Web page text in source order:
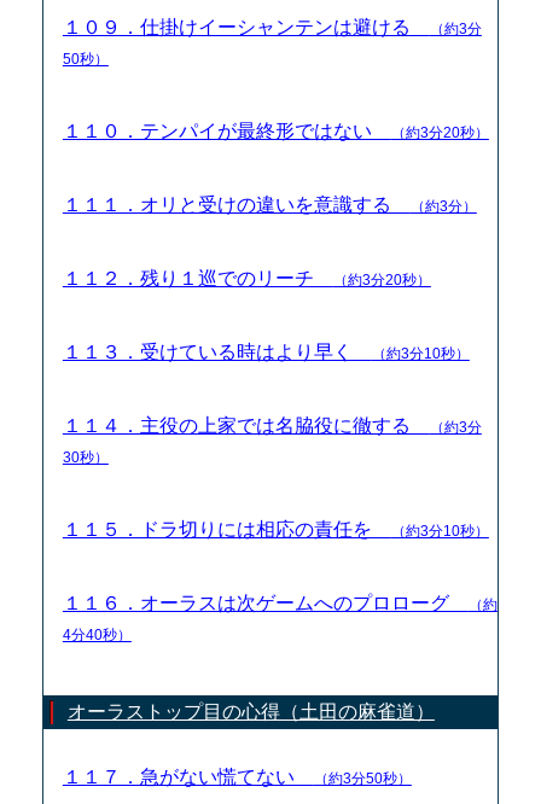
１０９．仕掛けイーシャンテンは避ける
（約3分
50秒）
１１０．テンパイが最終形ではない （約3分20秒）
１１１．オリと受けの違いを意識する （約3分）
１１２．残り１巡でのリーチ （約3分20秒）
１１３．受けている時はより早く （約3分10秒）
１１４．主役の上家では名脇役に徹する
（約3分
30秒）
１１５．ドラ切りには相応の責任を （約3分10秒）
１１６．オーラスは次ゲームへのプロローグ
（約
4分40秒）
オーラストップ目の心得（土田の麻雀道）
１１７．急がない慌てない （約3分50秒）